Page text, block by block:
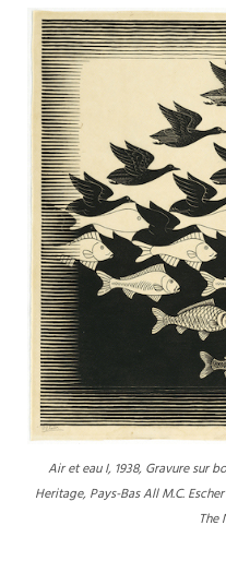
Air et eau I, 1938, Gravure sur
Heritage, Pays-Bas All M.C.
The